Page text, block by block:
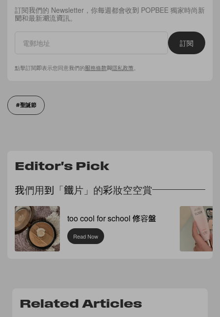
訂閱我們的 Newsletter，你每週都會收到 POPBEE 獨家時尚新
聞和最新潮流資訊。
訂閱
點擊訂閱即表示您同意我們的服務條款與隱私政策
聖誕節
Editor's Pick
我們用到「鐵片」的彩妝空空賞
too cool for school 修容盤
Read Now
Related Articles